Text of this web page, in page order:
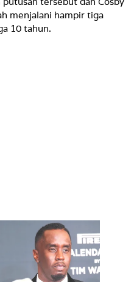
menjalani hampir tiga
10 tahun.